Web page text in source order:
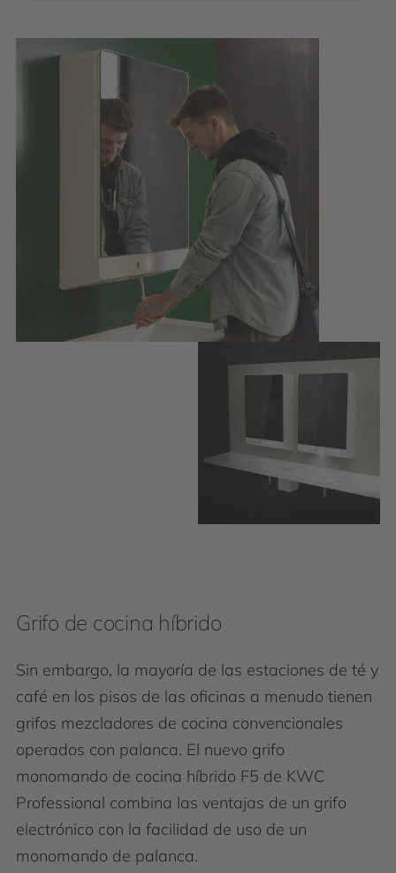
Grifo de cocina híbrido
Sin embargo, la mayoría de las estaciones de té y
café en los pisos de las oficinas a menudo tienen
grifos mezcladores de cocina convencionales
operados con palanca. El nuevo grifo
monomando de cocina híbrido F5 de KWC
Professional combina las ventajas de un grifo
electrónico con la facilidad de uso de un
monomando de palanca.